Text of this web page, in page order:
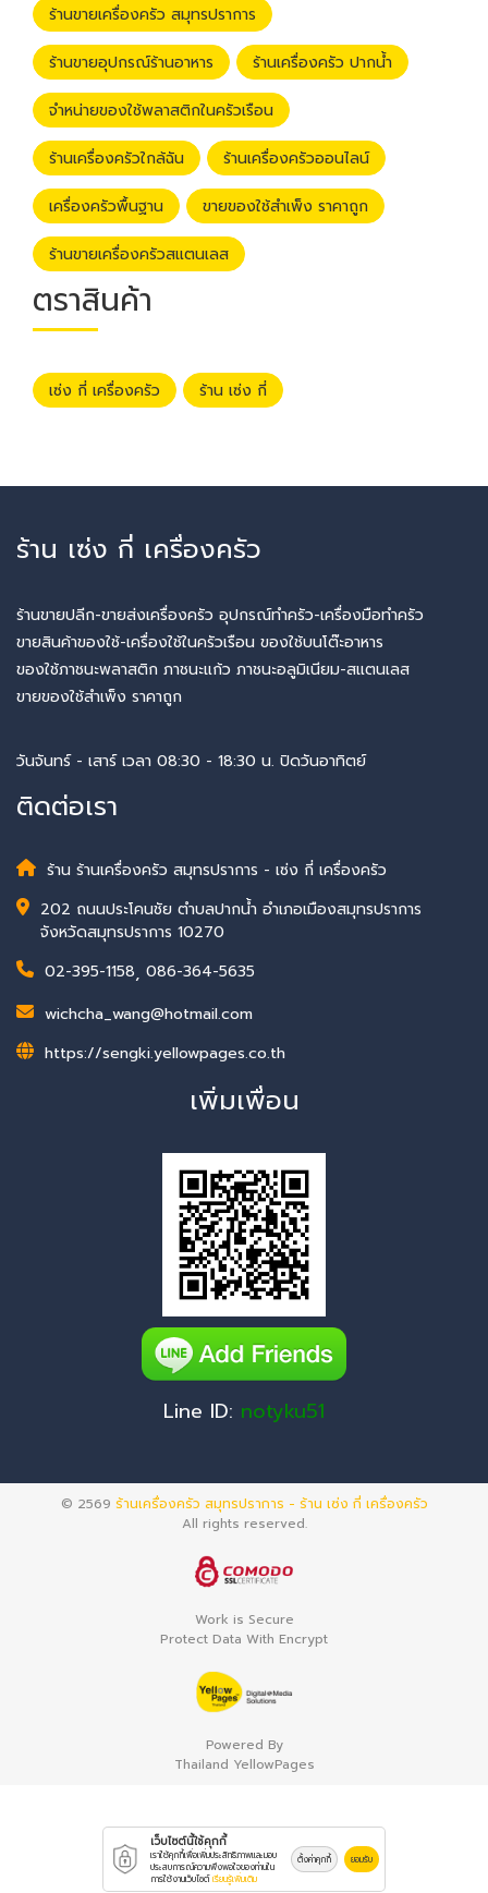
ร้านขายเครื่องครัว สมุทรปราการ
ร้านขายอุปกรณ์ร้านอาหาร ร้านเครื่องครัว ปากน้ำ
จำหน่ายของใช้พลาสติกในครัวเรือน
ร้านเครื่องครัวใกล้ฉัน ร้านเครื่องครัวออนไลน์
เครื่องครัวพื้นฐาน ขายของใช้สำเพ็ง ราคาถูก
ร้านขายเครื่องครัวสแตนเลส
ตราสินค้า
เซ่ง กี่ เครื่องครัว ร้าน เซ่ง กี่
ร้าน เซ่ง กี่ เครื่องครัว
ร้านขายปลีก-ขายส่งเครื่องครัว อุปกรณ์ทำครัว-เครื่องมือทำครัว
ขายสินค้าของใช้-เครื่องใช้ในครัวเรือน ของใช้บนโต๊ะอาหาร
ของใช้ภาชนะพลาสติก ภาชนะแก้ว ภาชนะอลูมิเนียม-สแตนเลส
ขายของใช้สำเพ็ง ราคาถูก
วันจันทร์ - เสาร์ เวลา 08:30 - 18:30 น. ปิดวันอาทิตย์
ติดต่อเรา
ร้าน ร้านเครื่องครัว สมุทรปราการ - เซ่ง กี่ เครื่องครัว
202 ถนนประโคนชัย ตำบลปากน้ำ อำเภอเมืองสมุทรปราการ
จังหวัดสมุทรปราการ 10270
02-395-1158, 086-364-5635
wichcha_wang@hotmail.com
https://sengki.yellowpages.co.th
เพิ่มเพื่อน
Line ID: notyku51
© 2569 ร้านเครื่องครัว สมุทรปราการ - ร้าน เซ่ง กี่ เครื่องครัว
All rights reserved.
Work is Secure
Protect Data With Encrypt
Powered By
Thailand YellowPages
เว็บไซต์นี้ใช้คุกกี้
เราใช้คุกกี้เพื่อเพิ่มประสิทธิภาพและมอบ
ประสบการณ์ความพึงพอใจของท่านใน
การใช้งานเว็บไซต์เรียนรู้เพิ่มเติม
ตั้งค่าคุกกี้ ยอมรับ